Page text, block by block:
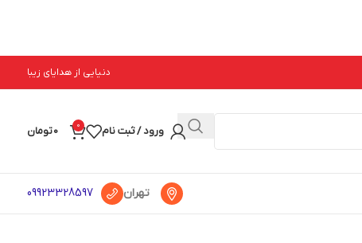
دنیایی از هدایای زیبا
ورود / ثبت نام 0
0تومان
تهران 09923328597